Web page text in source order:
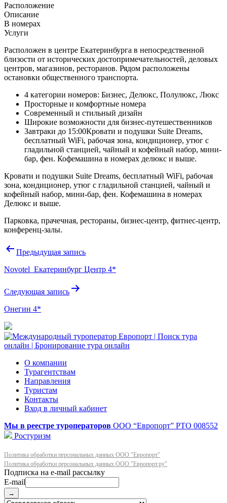
Расположение
Описание
В номерах
Услуги
Расположен в центре Екатеринбурга в непосредственной
близости от исторических достопримечательностей, деловых
центров, магазинов, ресторанов. Рядом расположены
остановки общественного транспорта.
4 категории номеров: Бизнес, Делюкс, Полулюкс, Люкс
Просторные и комфортные номера
Современный и стильный дизайн
Широкие возможности для бизнес-путешественников
Завтраки до 15:00Кровати и подушки Suite Dreams,
бесплатный WiFi, рабочая зона, кондиционер, утюг с
гладильной станцией, чайный и кофейный набор, мини-
бар, фен. Кофемашина в номерах делюкс и выше.
Кровати и подушки Suite Dreams, бесплатный WiFi, рабочая
зона, кондиционер, утюг с гладильной станцией, чайный и
кофейный набор, мини-бар, фен. Кофемашина в номерах
Делюкс и выше.
Парковка, прачечная, рестораны, бизнес-центр, фитнес-центр,
конференц-залы.
Навигация
записям
Предыдущая запись
Novotel Екатеринбург Центр 4*
Следующая запись
Онегин 4*
О компании
Турагентствам
Направления
Туристам
Контакты
Вход в личный кабинет
Мы в реестре туроператоров ООО “Европорт” РТО 008552
Ростуризм
Политика обработки персональных данных ООО "Европорт"
Политика обработки персональных данных ООО "Европорт.ру"
E-mail
→